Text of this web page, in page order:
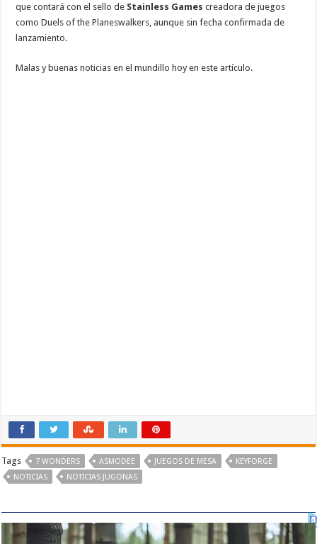
que contará con el sello de Stainless Gamescreadora de juegos
como Duels of the Planeswalkers, aunque sin fecha confirmada de
lanzamiento.
Malas y buenas noticias en el mundillo hoy en este artículo.
Tags 7 WONDERS ASMODEE JUEGOS DE MESA
KEYFORGE
NOTICIAS
NOTICIAS JUGONAS